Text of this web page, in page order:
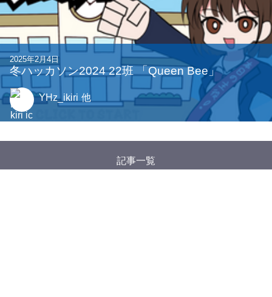
2025年2月4日
冬ハッカソン2024 22班 「Queen Bee」
YHz_ikiri 他
記事一覧